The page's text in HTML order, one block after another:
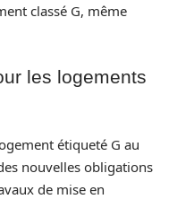
classé G, même
les logements
étiqueté G au
nouvelles obligations
de mise en